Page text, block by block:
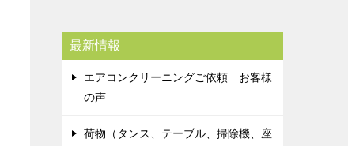
最新情報
エアコンクリーニングご依頼 お客様
の声
荷物（タンス、テーブル、掃除機、座